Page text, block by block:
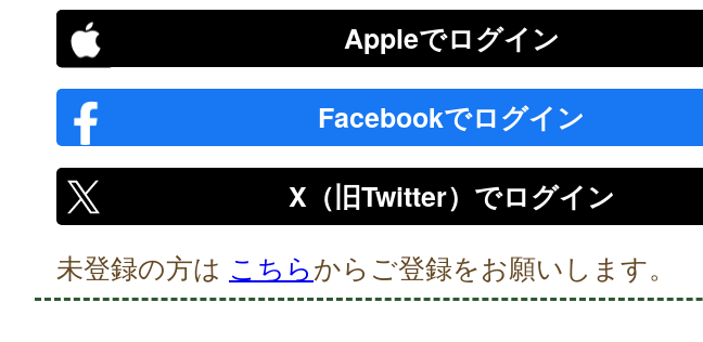
Appleでログイン
Facebookでログイン
X（旧Twitter）でログイン
未登録の方は こちらからご登録をお願いします。